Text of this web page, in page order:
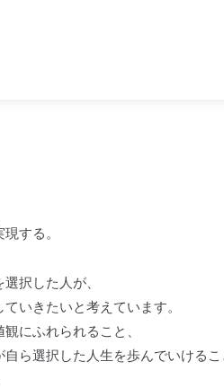
する。
択した人が、
いきたいと考えています。
にふれられること、
ら選択した人生を歩んでいける